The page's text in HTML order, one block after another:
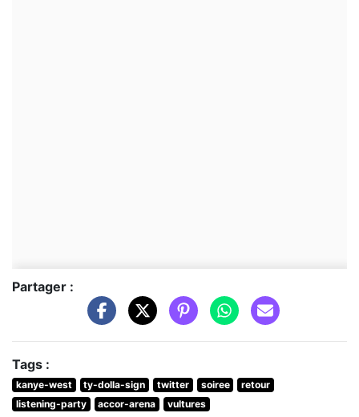
Partager :
Tags :
kanye-west ty-dolla-sign twitter soiree
retour
listening-party
accor-arena vultures